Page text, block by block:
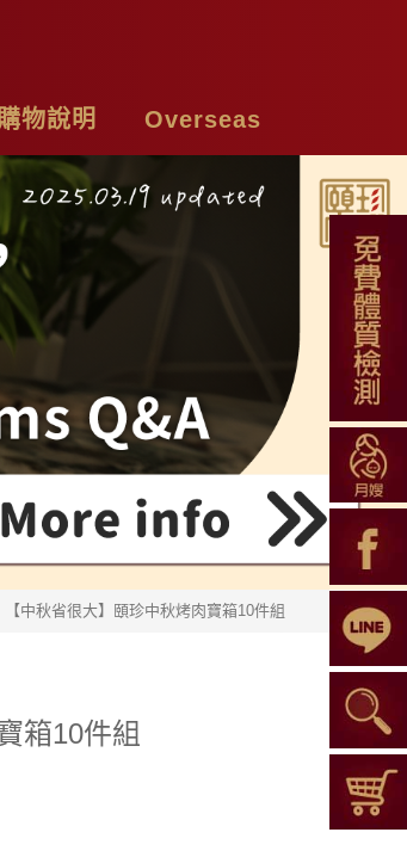
物說明
須知
方式
方式
問題
貨說明
Overseas
Essence
Bags
Blend
Herbal Tea
【中秋省很大】頤珍中秋烤肉寶箱10件組
箱10件組